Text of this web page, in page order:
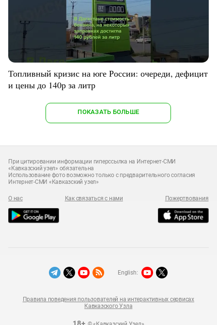
Топливный кризис на юге России: очереди, дефицит
и цены до 140р за литр
ПОКАЗАТЬ БОЛЬШЕ
При цитировании информации гиперссылка на Интернет-СМИ
«Кавказский узел» обязательна
Использование фото возможно только с предварительного согласия
Интернет-СМИ «Кавказский узел»
О нас Как связаться с нами Пожертвования
Правила поведения пользователей на интерактивных сервисах
Кавказского Узла
English: